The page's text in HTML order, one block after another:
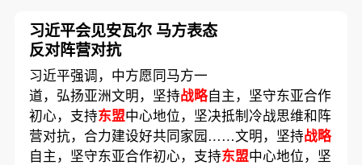
习近平会见安瓦尔 马方表态
反对阵营对抗
习近平强调，中方愿同马方一
道，弘扬亚洲文明，坚持战略自主，坚守东亚合作
初心，支持东盟中心地位，坚决抵制冷战思维和阵
营对抗，合力建设好共同家园……文明，坚持战略
自主，坚守东亚合作初心，支持东盟中心地位，坚